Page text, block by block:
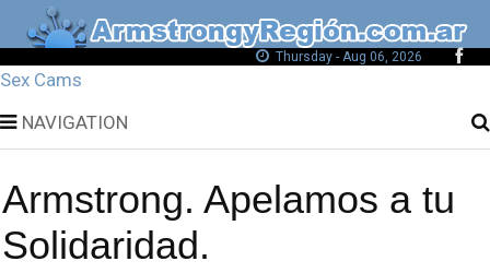
Thursday - Aug 06, 2026
Sex Cams
NAVIGATION
Armstrong. Apelamos a tu
Solidaridad.